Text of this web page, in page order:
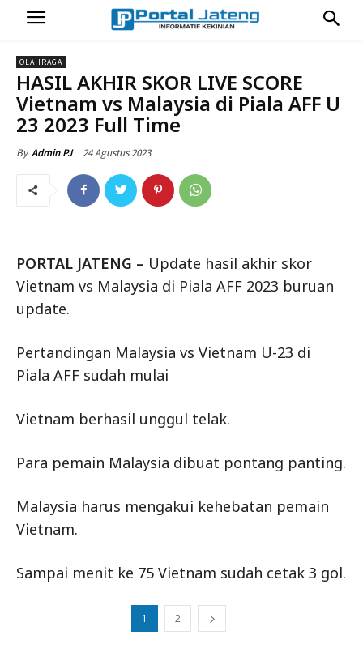
OLAHRAGA
HASIL AKHIR SKOR LIVE SCORE
Vietnam vs Malaysia di Piala AFF U
23 2023 Full Time
By Admin PJ 24 Agustus 2023
PORTAL JATENG – Update hasil akhir skor
Vietnam vs Malaysia di Piala AFF 2023 buruan
update.
Pertandingan Malaysia vs Vietnam U-23 di
Piala AFF sudah mulai
Vietnam berhasil unggul telak.
Para pemain Malaysia dibuat pontang panting.
Malaysia harus mengakui kehebatan pemain
Vietnam.
Sampai menit ke 75 Vietnam sudah cetak 3 gol.
1 2